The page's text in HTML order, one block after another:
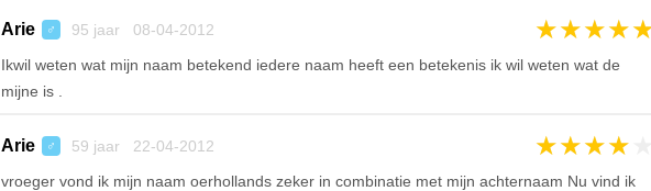
Arie ♂ 95 jaar 08-04-2012 ★★★★
Ikwil weten wat mijn naam betekend iedere naam heeft een betekenis ik wil weten wat de
mijne is .
Arie ♂ 59 jaar 22-04-2012 ★★★★
vroeger vond ik mijn naam oerhollands zeker in combinatie met mijn achternaam Nu vind ik